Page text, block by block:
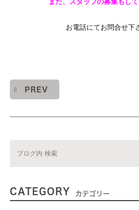
お電話にてお問合せ下
PREV
CATEGORY カテゴリー